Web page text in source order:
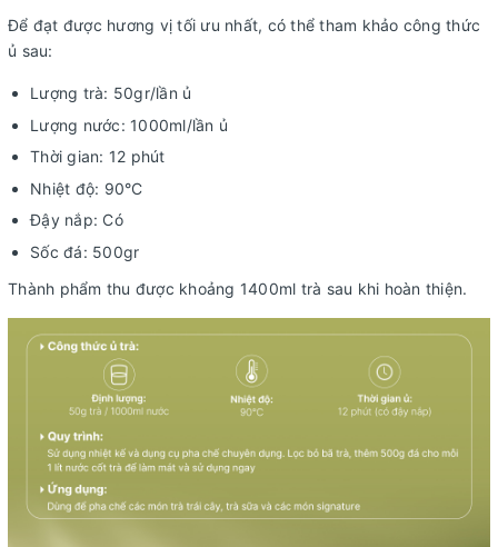
Để đạt được hương vị tối ưu nhất, có thể tham khảo công thức
ủ sau:
Lượng trà: 50gr/lần ủ
Lượng nước: 1000ml/lần ủ
Thời gian: 12 phút
Nhiệt độ: 90°C
Đậy nắp: Có
Sốc đá: 500gr
Thành phẩm thu được khoảng 1400ml trà sau khi hoàn thiện.